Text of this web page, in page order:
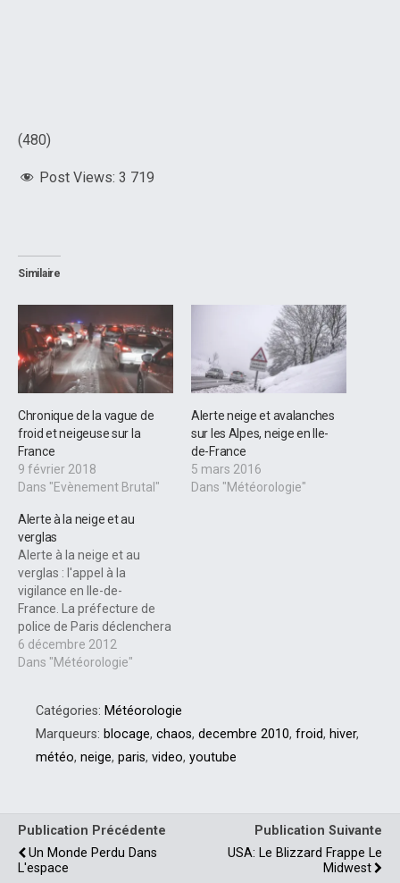
(480)
Post Views: 3 719
Similaire
Chronique de la vague de
froid et neigeuse sur la
France
9 février 2018
Dans "Evènement Brutal"
Alerte neige et avalanches
sur les Alpes, neige en Ile-
de-France
5 mars 2016
Dans "Météorologie"
Alerte à la neige et au
verglas
Alerte à la neige et au
verglas : l'appel à la
vigilance en Ile-de-
France. La préfecture de
police de Paris déclenchera
le plan neige ou verglas
niveau 3 (maximum) cette
déplacer «que si c'est
absolument nécessaire».
Mettez vos parkas, vos
6 décembre 2012
Dans "Météorologie"
Catégories: Météorologie
Marqueurs: blocage, chaos, decembre 2010, froid, hiver,
météo, neige, paris, video, youtube
Publication Précédente
Un Monde Perdu Dans
L'espace
Publication Suivante
USA: Le Blizzard Frappe Le
Midwest